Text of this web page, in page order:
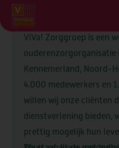
HOME
LEDENSERVICE
OVER
ZORG & ONDERSTEUNING
ViVa! Zorggroep is een
ouderenzorgorganisatie
Kennemerland, Noord-
4.000 medewerkers en
willen wij onze cliënten
dienstverlening bieden,
prettig mogelijk hun